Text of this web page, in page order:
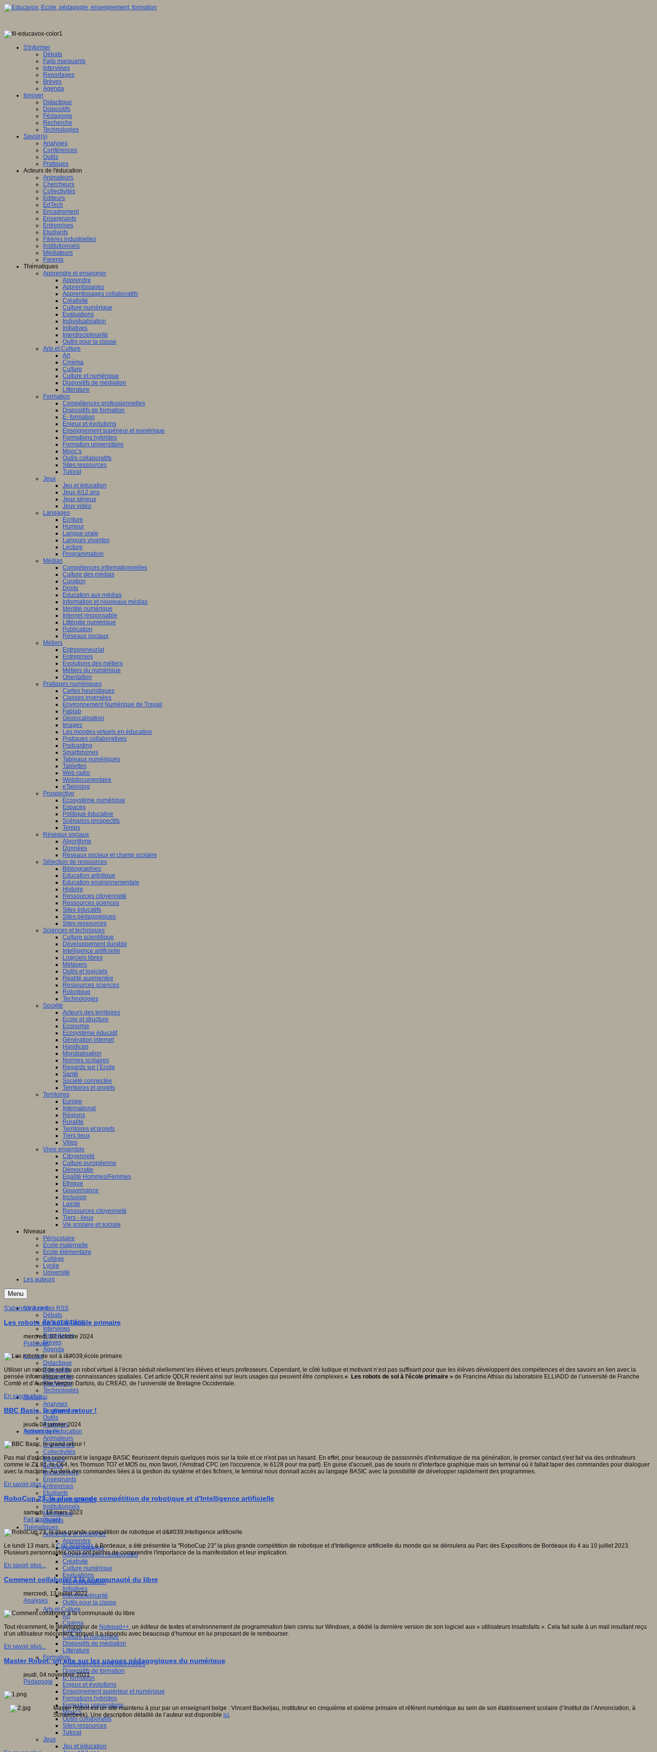
S'informer
Débats
Faits marquants
Interviews
Reportages
Brèves
Agenda
Innover
Didactique
Dispositifs
Pédagogie
Recherche
Technologies
Savoir(s)
Analyses
Conférences
Outils
Pratiques
Acteurs de l'éducation
Animateurs
Chercheurs
Collectivités
Editeurs
EdTech
Encadrement
Enseignants
Entreprises
Etudiants
Filières industrielles
Institutionnels
Médiateurs
Parents
Thématiques
Apprendre et enseigner
Apprendre
Apprentissages
Apprentissages collaboratifs
Créativité
Culture numérique
Evaluations
Individualisation
Initiatives
Interdisciplinarité
Outils pour la classe
Arts et Culture
Art
Cinéma
Culture
Culture et numérique
Dispositifs de médiation
Littérature
Formation
Compétences professionnelles
Dispositifs de formation
E- formation
Enjeux et évolutions
Enseignement supérieur et numérique
Formations hybrides
Formation universitaire
Mooc’s
Outils collaboratifs
Sites ressources
Tutorat
Jeux
Jeu et éducation
Jeux 4/12 ans
Jeux sérieux
Jeux vidéo
Langages
Ecriture
Humour
Langue orale
Langues vivantes
Lecture
Programmation
Médias
Compétences informationnelles
Culture des médias
Curation
Droits
Education aux médias
Information et nouveaux médias
Identité numérique
Internet responsable
Littératie numérique
Publication
Réseaux sociaux
Métiers
Entrepreneuriat
Entreprises
Evolutions des métiers
Métiers du numérique
Orientation
Pratiques numériques
Cartes heuristiques
Classes inversées
Environnement Numérique de Travail
Fablab
Géolocalisation
Images
Les mondes virtuels en éducation
Pratiques collaboratives
Podcasting
Smartphones
Tableaux numériques
Tablettes
Web radio
Webdocumentaire
eTwinning
Prospective
Ecosystème numérique
Espaces
Politique éducative
Scénarios prospectifs
Temps
Réseaux sociaux
Algorithme
Données
Réseaux sociaux et champ scolaire
Sélection de ressources
Bibliographies
Education artistique
Education environnementale
Histoire
Ressources citoyenneté
Ressources sciences
Sites éducatifs
Sites pédagogiques
Sites ressources
Sciences et techniques
Culture scientifique
Développement durable
Intelligence artificielle
Logiciels libres
Métavers
Outils et logiciels
Réalité augmentée
Ressources sciences
Robotique
Technologies
Société
Acteurs des territoires
Ecole et structure
Economie
Ecosystème éducatif
Génération internet
Handicap
Mondialisation
Normes scolaires
Regards sur l’Ecole
Santé
Société connectée
Territoires et projets
Territoires
Europe
International
Régions
Ruralité
Territoires et projets
Tiers lieux
Villes
Vivre ensemble
Citoyenneté
Culture européenne
Démocratie
Egalité Hommes/Femmes
Ethique
Gouvernance
Inclusion
Laïcité
Ressources citoyenneté
Tiers - lieux
Vie scolaire et sociale
Niveaux
Périscolaire
Ecole maternelle
Ecole élémentaire
Collège
Lycée
Université
Les auteurs
Menu
S'informer
Débats
Faits marquants
Interviews
Reportages
Brèves
Agenda
Innover
Didactique
Dispositifs
Pédagogie
Recherche
Technologies
Savoir(s)
Analyses
Conférences
Outils
Pratiques
Acteurs de l'éducation
Animateurs
Chercheurs
Collectivités
Editeurs
EdTech
Encadrement
Enseignants
Entreprises
Etudiants
Filières industrielles
Institutionnels
Médiateurs
Parents
Thématiques
Apprendre et enseigner
Apprendre
Apprentissages
Apprentissages collaboratifs
Créativité
Culture numérique
Evaluations
Individualisation
Initiatives
Interdisciplinarité
Outils pour la classe
Arts et Culture
Art
Cinéma
Culture
Culture et numérique
Dispositifs de médiation
Littérature
Formation
Compétences professionnelles
Dispositifs de formation
E- formation
Enjeux et évolutions
Enseignement supérieur et numérique
Formations hybrides
Formation universitaire
Mooc’s
Outils collaboratifs
Sites ressources
Tutorat
Jeux
Jeu et éducation
S'abonner à ce flux RSS
Les robots de sol à l'école primaire
mercredi, 02 octobre 2024
Pratiques
Utiliser un robot de sol ou un robot virtuel à l’écran séduit réellement les élèves et leurs professeurs. Cependant, le côté ludique et motivant n’est pas suffisant pour que les élèves développent des compétences et des savoirs en lien avec la
pensée informatique et les connaissances spatiales. Cet article QDLR revient ainsi sur leurs usages qui peuvent être complexes.« Les robots de sol à l’école primaire » de Francine Athias du laboratoire ELLIADD de l’université de Franche
Comté et d’Aurélie Vergon Dartois, du CREAD, de l’université de Bretagne Occidentale.
En savoir plus...
BBC Basic, le grand retour !
jeudi, 04 janvier 2024
Technologies
Pas mal d'articles concernant le langage BASIC fleurissent depuis quelques mois sur la toile et ce n'est pas un hasard. En effet, pour beaucoup de passionnés d'informatique de ma génération, le premier contact s'est fait via des ordinateurs
comme le ZX 81, le C64, les Thomson TO7 et MO5 ou, mon favori, l'Amstrad CPC (en l'occurence, le 6128 pour ma part). En guise d'accueil, pas de souris ni d'interface graphique mais un terminal où il fallait taper des commandes pour dialoguer
avec la machine. Au delà des commandes liées à la gestion du système et des fichiers, le terminal nous donnait accès au langage BASIC avec la possibilité de développer rapidement des programmes.
En savoir plus...
RoboCup 23, la plus grande compétition de robotique et d'Intelligence artificielle
samedi, 18 mars 2023
Fait marquant
Le lundi 13 mars, àCap Sciencesà Bordeaux, a été présentée la "RoboCup 23" la plus grande compétition de robotique et d'Intelligence artificielle du monde qui se déroulera au Parc des Expositions de Bordeaux du 4 au 10 juillet 2023.
Plusieurs personnalités nous ont permis de comprendre l'importance de la manifestation et leur implication.
En savoir plus...
Comment collaborer à la communauté du libre
mercredi, 13 juillet 2022
Analyses
Tout récemment, le développeur de Notepad++, un éditeur de textes et environnement de programmation bien connu sur Windows, a dédié la dernière version de son logiciel aux « utilisateurs insatisfaits ». Cela fait suite à un mail insultant reçu
d’un utilisateur mécontent, auquel il a répondu avec beaucoup d’humour en lui proposant de le rembourser.
En savoir plus...
Master Robot, un site sur les usages pédagogiques du numérique
jeudi, 04 novembre 2021
Pédagogie
Master Robot est un site maintenu à jour par un enseignant belge : Vincent Backeljau, instituteur en cinquième et sixième primaire et référent numérique au sein de son établissement scolaire (l’Institut de l’Annonciation, à
Schaerbeek). Une description détaillé de l’auteur est disponible ici.